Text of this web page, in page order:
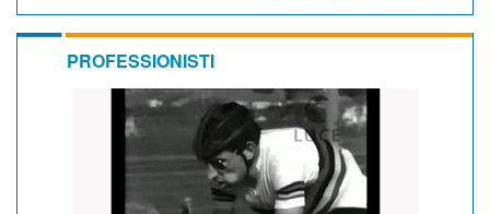
PROFESSIONISTI